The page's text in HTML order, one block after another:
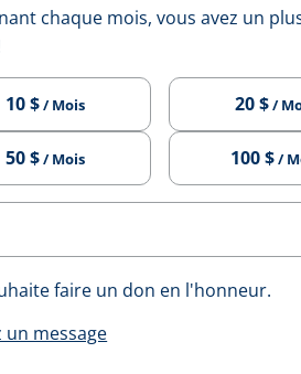
chaque mois, vous avez un
10 $/ Mois 20 $/
50 $/ Mois 100 $/
faire un don en l'honneur.
un message